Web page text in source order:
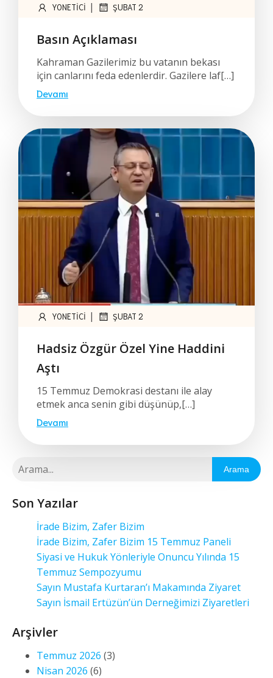
YONETICI | ŞUBAT 2
Basın Açıklaması
Kahraman Gazilerimiz bu vatanın bekası
için canlarını feda edenlerdir. Gazilere laf[…]
Devamı
YONETICI | ŞUBAT 2
Hadsiz Özgür Özel Yine Haddini
Aştı
15 Temmuz Demokrasi destanı ile alay
etmek anca senin gibi düşünüp,[…]
Devamı
Arama
Son Yazılar
İrade Bizim, Zafer Bizim
İrade Bizim, Zafer Bizim 15 Temmuz Paneli
Siyasi ve Hukuk Yönleriyle Onuncu Yılında 15
Temmuz Sempozyumu
Sayın Mustafa Kurtaran’ı Makamında Ziyaret
Sayın İsmail Ertüzün’ün Derneğimizi Ziyaretleri
Arşivler
Temmuz 2026 (3)
Nisan 2026 (6)